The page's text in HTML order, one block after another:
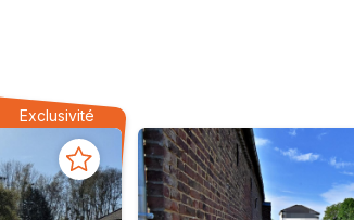
Exclusivité